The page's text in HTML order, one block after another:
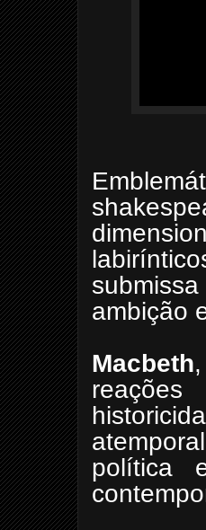
ambição
Macbeth
política